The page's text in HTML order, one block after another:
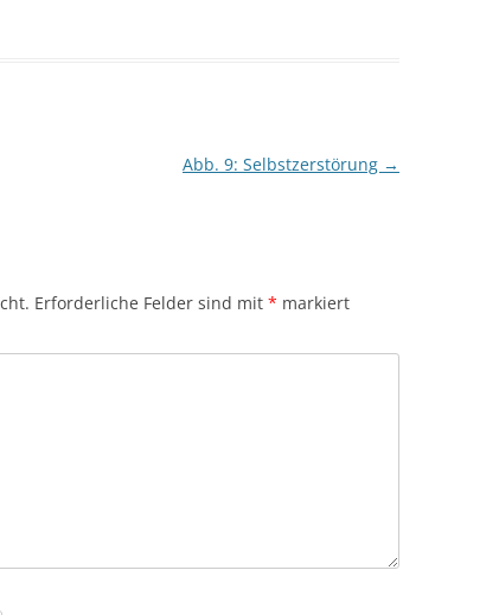
Abb. 9: Selbstzerstörung →
Erforderliche Felder sind mit * markiert